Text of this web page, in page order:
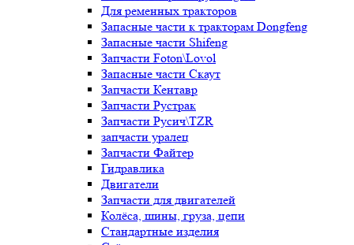
Для ременных тракторов
Запасные части к тракторам Dongfeng
Запасные части Shifeng
Запчасти Foton\Lovol
Запасные части Скаут
Запчасти Кентавр
Запчасти Рустрак
Запчасти Русич\TZR
запчасти уралец
Запчасти Файтер
Гидравлика
Двигатели
Запчасти для двигателей
Колёса, шины, груза, цепи
Стандартные изделия